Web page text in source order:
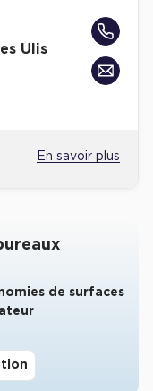
Ulis
En savoir plus
de surfaces